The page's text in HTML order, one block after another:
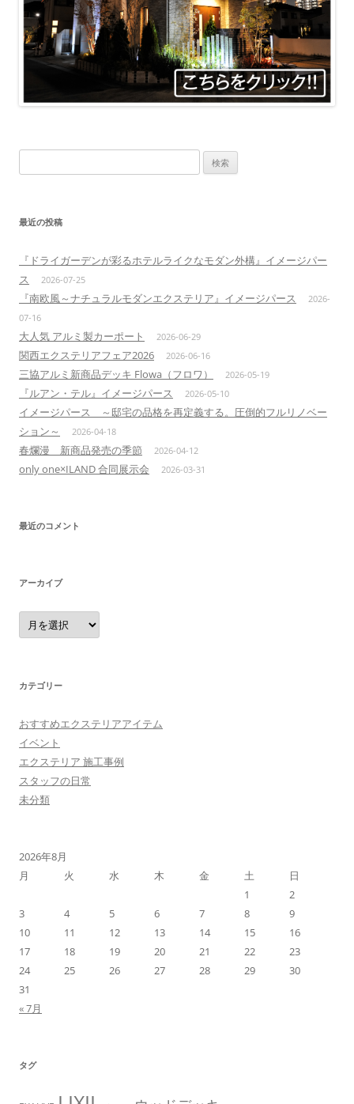
索:
最近の投稿
『ドライガーデンが彩るホテルライクなモダン外構』イメージパー
ス
2026-07-25
『南欧風～ナチュラルモダンエクステリア』イメージパース
2026-
07-16
大人気 アルミ製カーポート 2026-06-29
関西エクステリアフェア2026 2026-06-16
三協アルミ新商品デッキ Flowa（フロワ） 2026-05-19
『ルアン・テル』イメージパース 2026-05-10
イメージパース ～邸宅の品格を再定義する。圧倒的フルリノベー
ション～
2026-04-18
春爛漫 新商品発売の季節 2026-04-12
only one×ILAND 合同展示会 2026-03-31
最近のコメント
アーカイブ
ア
ー
カ
カテゴリー
おすすめエクステリアアイテム
イベント
エクステリア 施工事例
スタッフの日常
未分類
2026年8月
月
火 水 木 金 土
日
1
2
3
4 5 6 7 8
9
10
11 12 13 14 15
16
17
18 19 20 21 22
23
24
25 26 27 28 29
30
31
« 7月
タグ